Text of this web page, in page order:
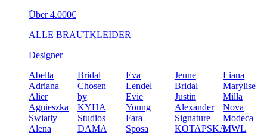
Über 4.000€
ALLE BRAUTKLEIDER
Designer
Abella
Adriana
Alier
Agnieszka
Swiatly
Alena
Bridal
Chosen
by
KYHA
Studios
DAMA
Eva
Lendel
Evie
Young
Fara
Sposa
Jeune
Bridal
Justin
Alexander
Signature
KOTAPSKA
Liana
Marylise
Milla
Nova
Modeca
MWL